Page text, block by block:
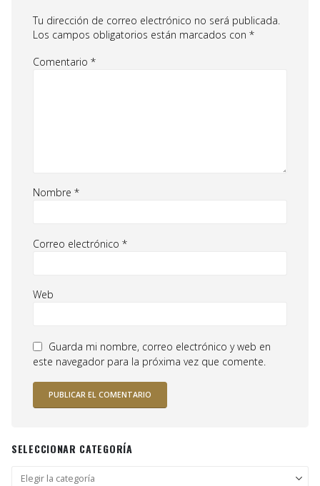
Tu dirección de correo electrónico no será publicada.
Los campos obligatorios están marcados con *
Comentario *
Nombre *
Correo electrónico *
Web
Guarda mi nombre, correo electrónico y web en
este navegador para la próxima vez que comente.
SELECCIONAR CATEGORÍA
Seleccionar